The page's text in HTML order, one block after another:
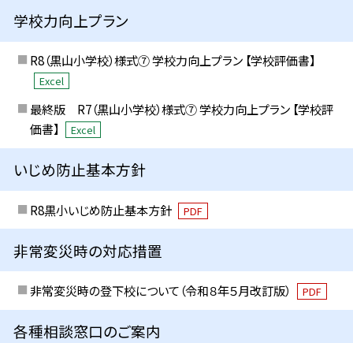
学校力向上プラン
R8（黒山小学校）様式⑦ 学校力向上プラン 【学校評価書】
Excel
最終版 R7（黒山小学校）様式⑦ 学校力向上プラン 【学校評
価書】
Excel
いじめ防止基本方針
R8黒小いじめ防止基本方針 PDF
非常変災時の対応措置
非常変災時の登下校について（令和８年５月改訂版） PDF
各種相談窓口のご案内